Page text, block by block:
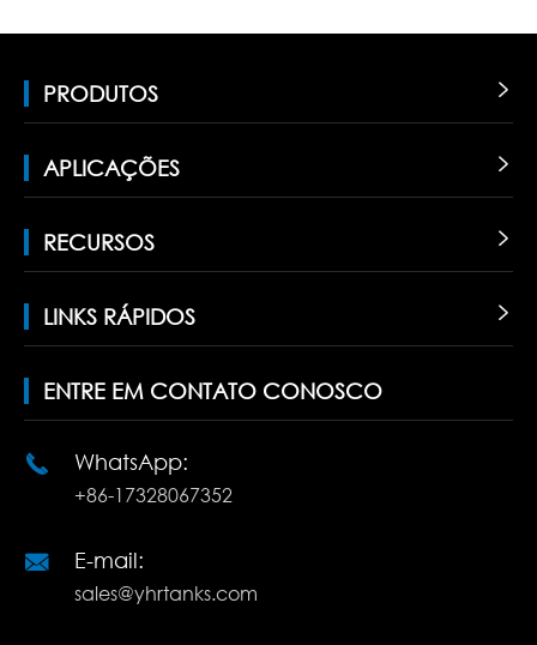
PRODUTOS 
APLICAÇÕES 
RECURSOS 
LINKS RÁPIDOS 
ENTRE EM CONTATO CONOSCO
 WhatsApp:
+86-17328067352
 E-mail:
sales@yhrtanks.com